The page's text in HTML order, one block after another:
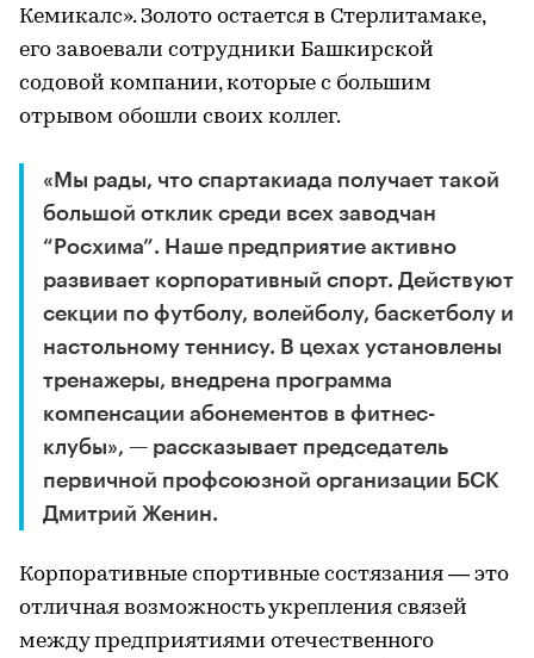
Кемикалс». Золото остается в Стерлитамаке,
его завоевали сотрудники Башкирской
содовой компании, которые с большим
отрывом обошли своих коллег.
«Мы рады, что спартакиада получает такой
большой отклик среди всех заводчан
“Росхима”. Наше предприятие активно
развивает корпоративный спорт. Действуют
секции по футболу, волейболу, баскетболу и
настольному теннису. В цехах установлены
тренажеры, внедрена программа
компенсации абонементов в фитнес-
клубы», — рассказывает председатель
первичной профсоюзной организации БСК
Дмитрий Женин.
Корпоративные спортивные состязания — это
отличная возможность укрепления связей
между предприятиями отечественного